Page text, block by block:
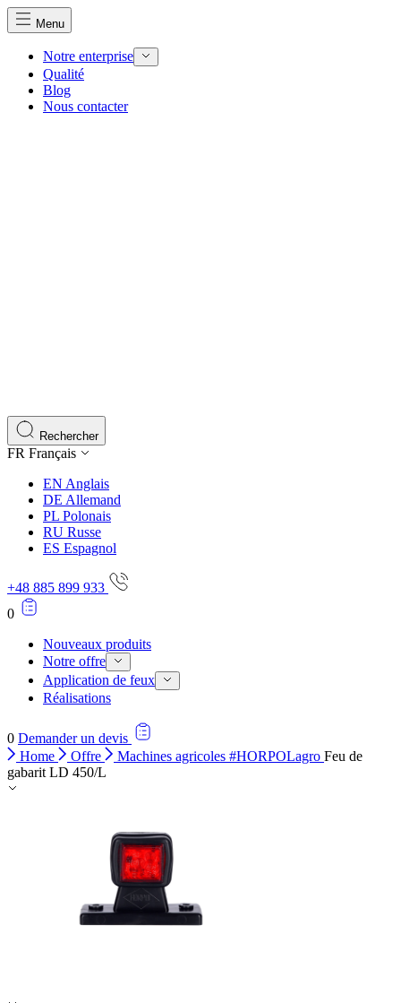
Menu
Notre enterprise
Qualité
Blog
Nous contacter
Rechercher
FR Français
EN Anglais
DE Allemand
PL Polonais
RU Russe
ES Espagnol
+48 885 899 933
0
Nouveaux produits
Notre offre
Application de feux
Réalisations
0 Demander un devis
Home
Offre Machines agricoles #HORPOLagro Feu de
gabarit LD 450/L
Nous partageons également des informations sur votre
rapportant des informations de manière anonyme.
Les cookies marketing sont utilisés pour suivre les
engageantes pour l'utilisateur individuel et, par
Non classés
Les cookies non classés sont des cookies qui sont en